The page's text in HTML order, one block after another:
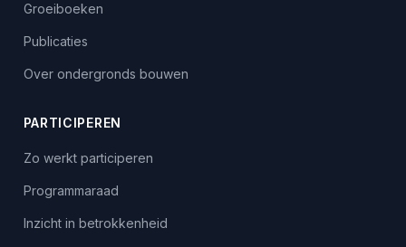
Groeiboeken
Publicaties
Over ondergronds bouwen
PARTICIPEREN
Zo werkt participeren
Programmaraad
Inzicht in betrokkenheid